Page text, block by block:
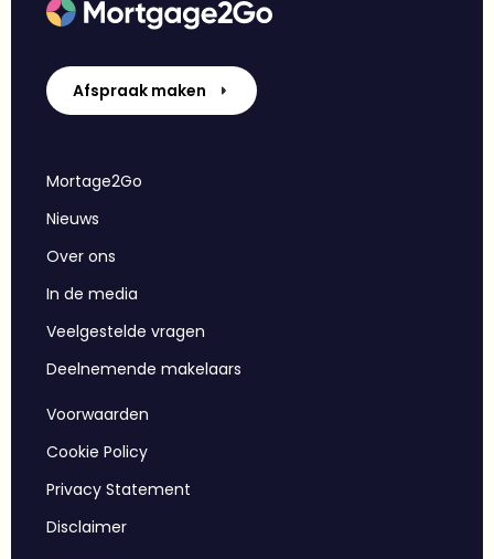
Afspraak maken
Mortage2Go
Nieuws
Over ons
In de media
Veelgestelde vragen
Deelnemende makelaars
Voorwaarden
Cookie Policy
Privacy Statement
Disclaimer